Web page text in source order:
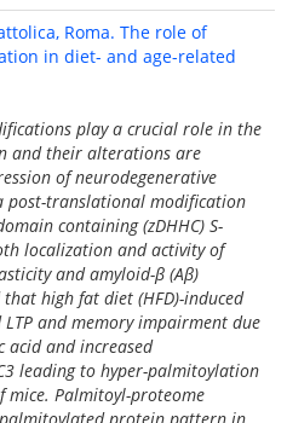
Roma. The role of
in diet- and age-related
play a crucial role in the
and their alterations are
of neurodegenerative
post-translational modification
containing (zDHHC) S-
localization and activity of
and amyloid-β (Aβ)
high fat diet (HFD)-induced
and memory impairment due
and increased
leading to hyper-palmitoylation
mice. Palmitoyl-proteome